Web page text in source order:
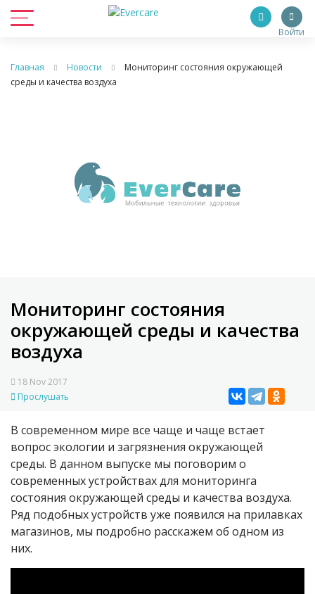
Войти
Главная Новости
Мониторинг состояния окружающей
среды и качества воздуха
Мониторинг состояния
окружающей среды и качества
воздуха
18 Nov 2017
Прослушать
В современном мире все чаще и чаще встает
вопрос экологии и загрязнения окружающей
среды. В данном выпуске мы поговорим о
современных устройствах для мониторинга
состояния окружающей среды и качества воздуха.
Ряд подобных устройств уже появился на прилавках
магазинов, мы подробно расскажем об одном из
них.